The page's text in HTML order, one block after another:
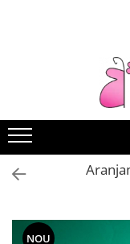
FLORI NATURALE
ARANJAMENTE
INAPOI LA SCOALA
FLORI CRIOGENATE
STATUI
NOU